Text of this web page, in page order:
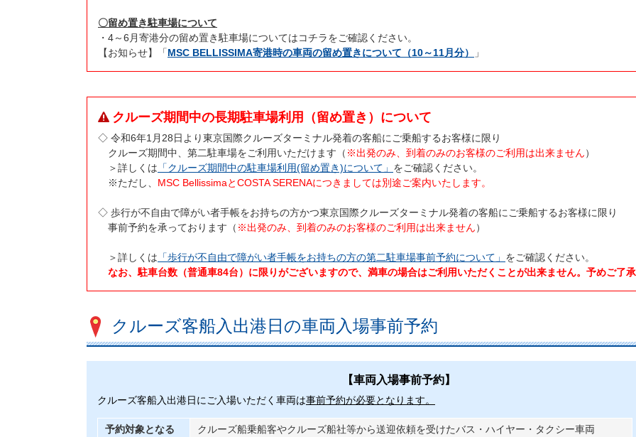
〇留め置き駐車場について
・4～6月寄港分の留め置き駐車場についてはコチラをご確認ください。
【お知らせ】「MSC BELLISSIMA寄港時の車両の留め置きについて（10～11月分） 」
クルーズ期間中の長期駐車場利用（留め置き）について
◇ 令和6年1月28日より東京国際クルーズターミナル発着の客船にご乗船するお客様に限り
クルーズ期間中、第二駐車場をご利用いただけます（ ※出発のみ、到着のみのお客様のご利用は出来ません）
＞詳しくは 「クルーズ期間中の駐車場利用(留め置き)について」 をご確認ください。
※ただし、 MSC BellissimaとCOSTA SERENAにつきましては別途ご案内いたします。
◇ 歩行が不自由で障がい者手帳をお持ちの方かつ東京国際クルーズターミナル発着の客船にご乗船するお客様に限り
事前予約を承っております（ ※出発のみ、到着のみのお客様のご利用は出来ません）
＞詳しくは 「歩行が不自由で障がい者手帳をお持ちの方の第二駐車場事前予約について」 をご確認ください。
なお、駐車台数（普通車84台）に限りがございますので、満車の場合はご利用いただくことが出来ません。予めご了承
クルーズ客船入出港日の車両入場事前予約
【車両入場事前予約】
クルーズ客船入出港日にご入場いただく車両は事前予約が必要となります。
予約対象となる
クルーズ船乗船客やクルーズ船社等から送迎依頼を受けたバス・ハイヤー・タクシー車両